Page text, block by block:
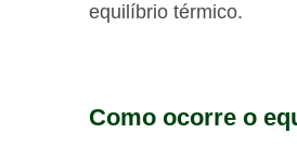
equilíbrio térmico.
Como ocorre o